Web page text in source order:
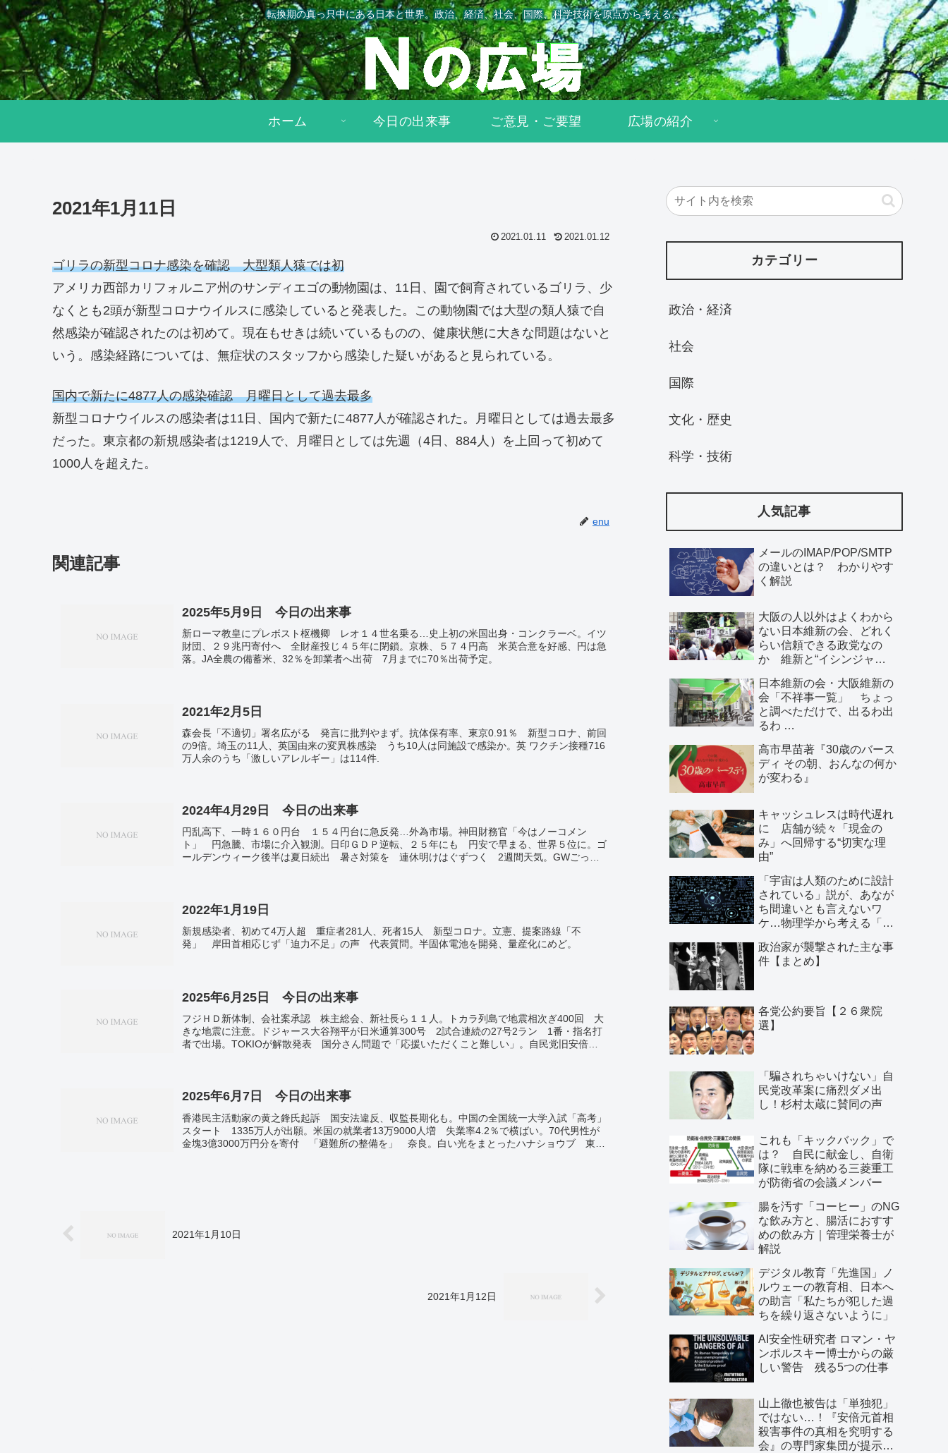
転換期の真っ只中にある日本と世界。政治、経済、社会、国際、科学技術を原点から考える。
ホーム 今日の出来事 ご意見・ご要望 広場の紹介
2021年1月11日
2021.01.11 2021.01.12
ゴリラの新型コロナ感染を確認 大型類人猿では初
アメリカ西部カリフォルニア州のサンディエゴの動物園は、11日、園で飼育されているゴリラ、少
なくとも2頭が新型コロナウイルスに感染していると発表した。この動物園では大型の類人猿で自
然感染が確認されたのは初めて。現在もせきは続いているものの、健康状態に大きな問題はないと
いう。感染経路については、無症状のスタッフから感染した疑いがあると見られている。
国内で新たに4877人の感染確認 月曜日として過去最多
新型コロナウイルスの感染者は11日、国内で新たに4877人が確認された。月曜日としては過去最多
だった。東京都の新規感染者は1219人で、月曜日としては先週（4日、884人）を上回って初めて
1000人を超えた。
enu
関連記事
2025年5月9日 今日の出来事
新ローマ教皇にプレボスト枢機卿 レオ１４世名乗る…史上初の米国出身・コンクラーベ。イツ
財団、２９兆円寄付へ 全財産投じ４５年に閉鎖。京株、５７４円高 米英合意を好感、円は急
落。JA全農の備蓄米、32％を卸業者へ出荷 7月までに70％出荷予定。
2021年2月5日
森会長「不適切」署名広がる 発言に批判やまず。抗体保有率、東京0.91％ 新型コロナ、前回
の9倍。埼玉の11人、英国由来の変異株感染 うち10人は同施設で感染か。英 ワクチン接種716
万人余のうち「激しいアレルギー」は114件.
2024年4月29日 今日の出来事
円乱高下、一時１６０円台 １５４円台に急反発…外為市場。神田財務官「今はノーコメン
ト」 円急騰、市場に介入観測。日印ＧＤＰ逆転、２５年にも 円安で早まる、世界５位に。ゴ
ールデンウィーク後半は夏日続出 暑さ対策を 連休明けはぐずつく 2週間天気。GWごった
化。ソロモン首相、続投断念 与党連合、外相擁立へ。
2022年1月19日
新規感染者、初めて4万人超 重症者281人、死者15人 新型コロナ。立憲、提案路線「不
発」 岸田首相応じず「迫力不足」の声 代表質問。半固体電池を開発、量産化にめど。
2025年6月25日 今日の出来事
フジＨＤ新体制、会社案承認 株主総会、新社長ら１１人。トカラ列島で地震相次ぎ400回 大
きな地震に注意。ドジャース大谷翔平が日米通算300号 2試合連続の27号2ラン 1番・指名打
者で出場。TOKIOが解散発表 国分さん問題で「応援いただくこと難しい」。自民党旧安倍派
で中国兵訓練へ ウクライナ経験共有と報道。ＡＩの無断学習は「合法」 書籍利用は公正…米
2025年6月7日 今日の出来事
香港民主活動家の黄之鋒氏起訴 国安法違反、収監長期化も。中国の全国統一大学入試「高考」
スタート 1335万人が出願。米国の就業者13万9000人増 失業率4.2％で横ばい。70代男性が
金塊3億3000万円分を寄付 「避難所の整備を」 奈良。白い光をまとったハナショウブ 東
2021年1月10日
2021年1月12日
カテゴリー
政治・経済
社会
国際
文化・歴史
科学・技術
人気記事
メールのIMAP/POP/SMTP
の違いとは？ わかりやす
く解説
大阪の人以外はよくわから
ない日本維新の会、どれく
らい信頼できる政党なの
か 維新と“イシンジャ
る、大阪で起きていること
日本維新の会・大阪維新の
会「不祥事一覧」 ちょっ
と調べただけで、出るわ出
るわ …
高市早苗著『30歳のバース
ディ その朝、おんなの何か
が変わる』
キャッシュレスは時代遅れ
に 店舗が続々「現金の
み」へ回帰する“切実な理
由”
「宇宙は人類のために設計
されている」説が、あなが
ち間違いとも言えないワ
ケ…物理学から考える「こ
政治家が襲撃された主な事
件【まとめ】
各党公約要旨【２６衆院
選】
「騙されちゃいけない」自
民党改革案に痛烈ダメ出
し！杉村太蔵に賛同の声
これも「キックバック」で
は？ 自民に献金し、自衛
隊に戦車を納める三菱重工
が防衛省の会議メンバー
腸を汚す「コーヒー」のNG
な飲み方と、腸活におすす
めの飲み方｜管理栄養士が
解説
デジタル教育「先進国」ノ
ルウェーの教育相、日本へ
の助言「私たちが犯した過
ちを繰り返さないように」
AI安全性研究者 ロマン・ヤ
ンポルスキー博士からの厳
しい警告 残る5つの仕事
山上徹也被告は「単独犯」
ではない…！『安倍元首相
殺害事件の真相を究明する
会』の専門家集団が提示し